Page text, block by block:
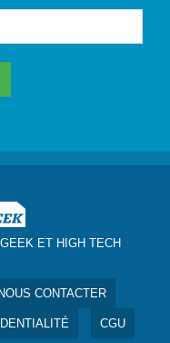
ET HIGH TECH
NOUS CONTACTER
CGU